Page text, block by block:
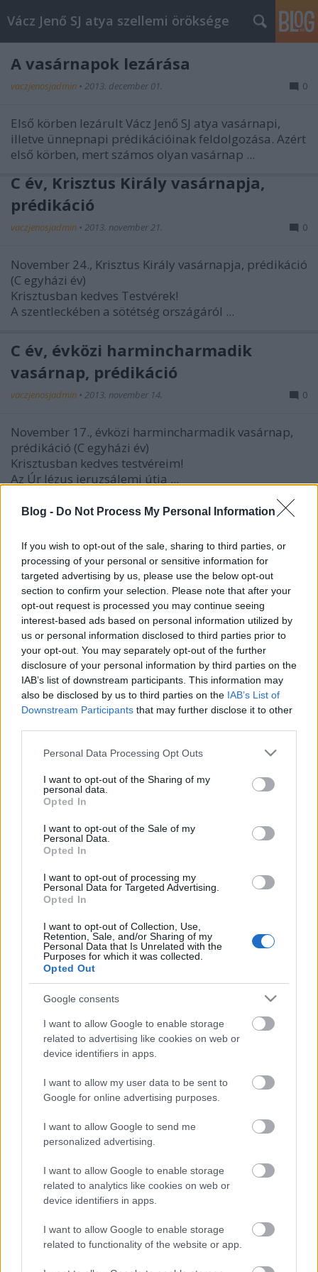
Blog - Do Not Process My Personal Information
If you wish to opt-out of the sale, sharing to third parties, or
processing of your personal or sensitive information for
targeted advertising by us, please use the below opt-out
section to confirm your selection. Please note that after your
opt-out request is processed you may continue seeing
interest-based ads based on personal information utilized by
us or personal information disclosed to third parties prior to
your opt-out. You may separately opt-out of the further
disclosure of your personal information by third parties on the
IAB’s list of downstream participants. This information may
also be disclosed by us to third parties on the IAB’s List of
Downstream Participants that may further disclose it to other
Please note that this website/app uses one or more Google
not limited to your visit or usage behaviour. You may click to
grant or deny consent to Google and its third-party tags to
use your data for below specified purposes in below Google
consent section.
Personal Data Processing Opt Outs
I want to opt-out of the Sharing of my
personal data.
Opted In
I want to opt-out of the Sale of my
Personal Data.
Opted In
I want to opt-out of processing my
Personal Data for Targeted Advertising.
Opted In
I want to opt-out of Collection, Use,
Retention, Sale, and/or Sharing of my
Personal Data that Is Unrelated with the
Purposes for which it was collected.
Opted Out
Google consents
I want to allow Google to enable storage
related to advertising like cookies on web or
device identifiers in apps.
I want to allow my user data to be sent to
Google for online advertising purposes.
I want to allow Google to send me
personalized advertising.
I want to allow Google to enable storage
related to analytics like cookies on web or
device identifiers in apps.
I want to allow Google to enable storage
related to functionality of the website or app.
Vácz Jenő SJ atya szellemi öröksége
A vasárnapok lezárása
vaczjenosjadmin • 2013. december 01. 0
Első körben lezárult Vácz Jenő SJ atya vasárnapi,
illetve ünnepnapi prédikációinakfeldolgozása. Azért
első körben, mert számos olyan vasárnap ...
C év, Krisztus Király vasárnapja,
prédikáció
vaczjenosjadmin • 2013. november 21. 0
November 24., Krisztus Király vasárnapja, prédikáció
(C egyházi év)
Krisztusban kedves Testvérek!
A szentleckében a sötétség országáról ...
C év, évközi harmincharmadik
vasárnap, prédikáció
vaczjenosjadmin • 2013. november 14. 0
November 17., évközi harmincharmadik vasárnap,
prédikáció (C egyházi év)
Krisztusban kedves testvéreim!
Az Úr Jézus jeruzsálemi útja ...
C év, évközi harminckettedik
vasárnap, prédikáció
vaczjenosjadmin• 2013. november 07.
November 10., évközi harminckettedik vasárnap,
prédikáció (C egyházi év)
Krisztusban kedves testvérek!
Ilyen szadduceusok mindenfelé vannak, ...
C év, évközi harmincegyedik
vasárnap, prédikáció
vaczjenosjadmin•2013. október 31.
prédikáció (C egyházi év)
Krisztusban kedves testvérek!
C év, mindenszentek ünnepe,
prédikáció
vaczjenosjadmin•2013. október 29.
November 1., mindenszentek ünnepe, prédikáció (C
egyházi év)
Krisztusban kedves testvérek!
Azt hiszem, mindnyájunknak van ilyen élménye: ...
C év, harmincadik vasárnap,
prédikáció (C év)
vaczjenosjadmin• 2013. október 24.
Október 27., évközi harmincadik vasárnap,
prédikáció (C egyházi év) (1983)
Krisztusban kedves Testvéreim!
Olyan különös, hogy mi, emberek, ...
C év, évközi huszonkilencedik
vasárnap, prédikáció
vaczjenosjadmin•2013. október 17.